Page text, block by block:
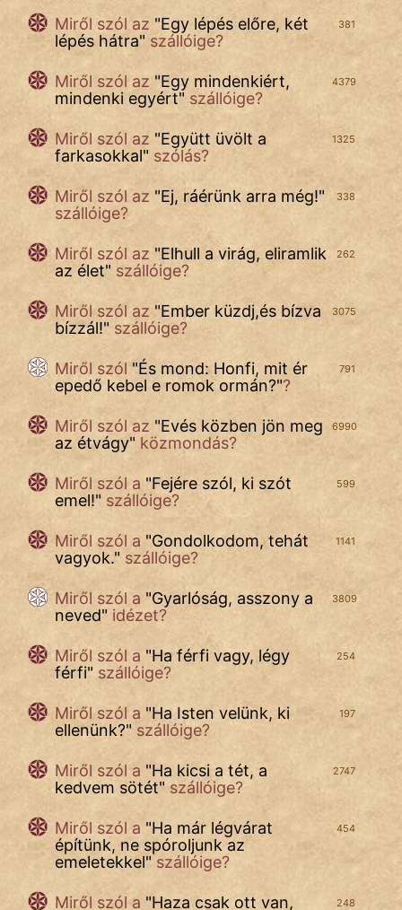
381
Miről szól az "Egy lépés előre, két
lépés hátra" szállóige?
4379
Miről szól az "Egy mindenkiért,
mindenki egyért" szállóige?
1325
Miről szól az "Együtt üvölt a
farkasokkal" szólás?
338
Miről szól az "Ej, ráérünk arra még!"
szállóige?
262
Miről szól az "Elhull a virág, eliramlik
az élet" szállóige?
3075
Miről szól az "Ember küzdj,és bízva
bízzál!" szállóige?
791
Miről szól "És mond: Honfi, mit ér
epedő kebel e romok ormán?"?
6990
Miről szól az "Evés közben jön meg
az étvágy" közmondás?
599
Miről szól a "Fejére szól, ki szót
emel!" szállóige?
1141
Miről szól a "Gondolkodom, tehát
vagyok." szállóige?
3809
Miről szól a "Gyarlóság, asszony a
neved" idézet?
254
Miről szól a "Ha férfi vagy, légy
férfi" szállóige?
197
Miről szól a "Ha Isten velünk, ki
ellenünk?" szállóige?
2747
Miről szól a "Ha kicsi a tét, a
kedvem sötét" szállóige?
454
Miről szól a "Ha már légvárat
építünk, ne spóroljunk az
emeletekkel" szállóige?
248
Miről szól a "Haza csak ott van,